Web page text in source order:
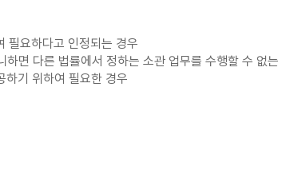
필요하다고 인정되는 경우
면 다른 법률에서 정하는 소관 업무를 수행할 수 없
하기 위하여 필요한 경우